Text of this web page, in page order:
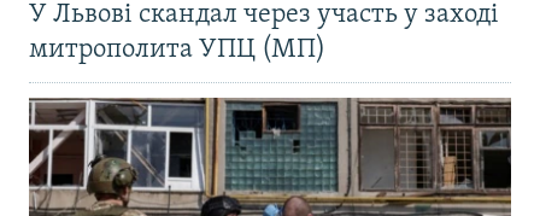
У Львові скандал через участь у заході
митрополита УПЦ (МП)